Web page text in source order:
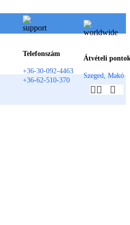
Telefonszám
+36-30-092-4463
+36-62-510-370
Átvételi
Szeged, Makó